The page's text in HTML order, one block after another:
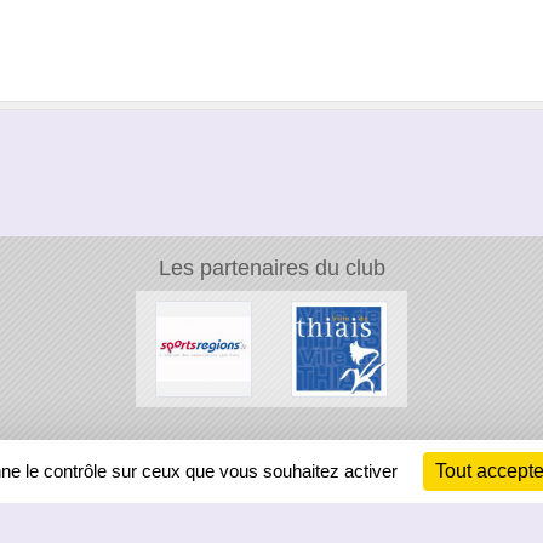
Les partenaires du club
le contrôle sur ceux que vous souhaitez activer Tout